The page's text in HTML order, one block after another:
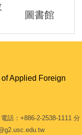
圖書館
Applied Foreign
話：+886-2-2538-1111 分